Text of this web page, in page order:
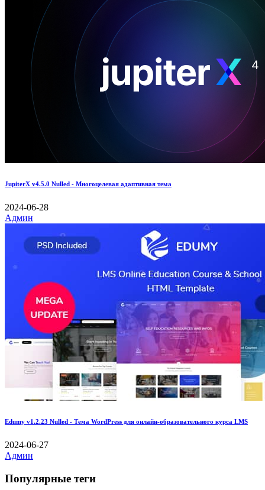
JupiterX v4.5.0 Nulled - Многоцелевая адаптивная тема
2024-06-28
Админ
Edumy v1.2.23 Nulled - Тема WordPress для онлайн-образовательного курса LMS
2024-06-27
Админ
Популярные теги